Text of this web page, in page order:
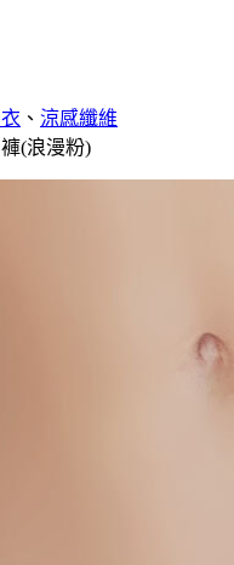
、 涼感纖維
(浪漫粉)